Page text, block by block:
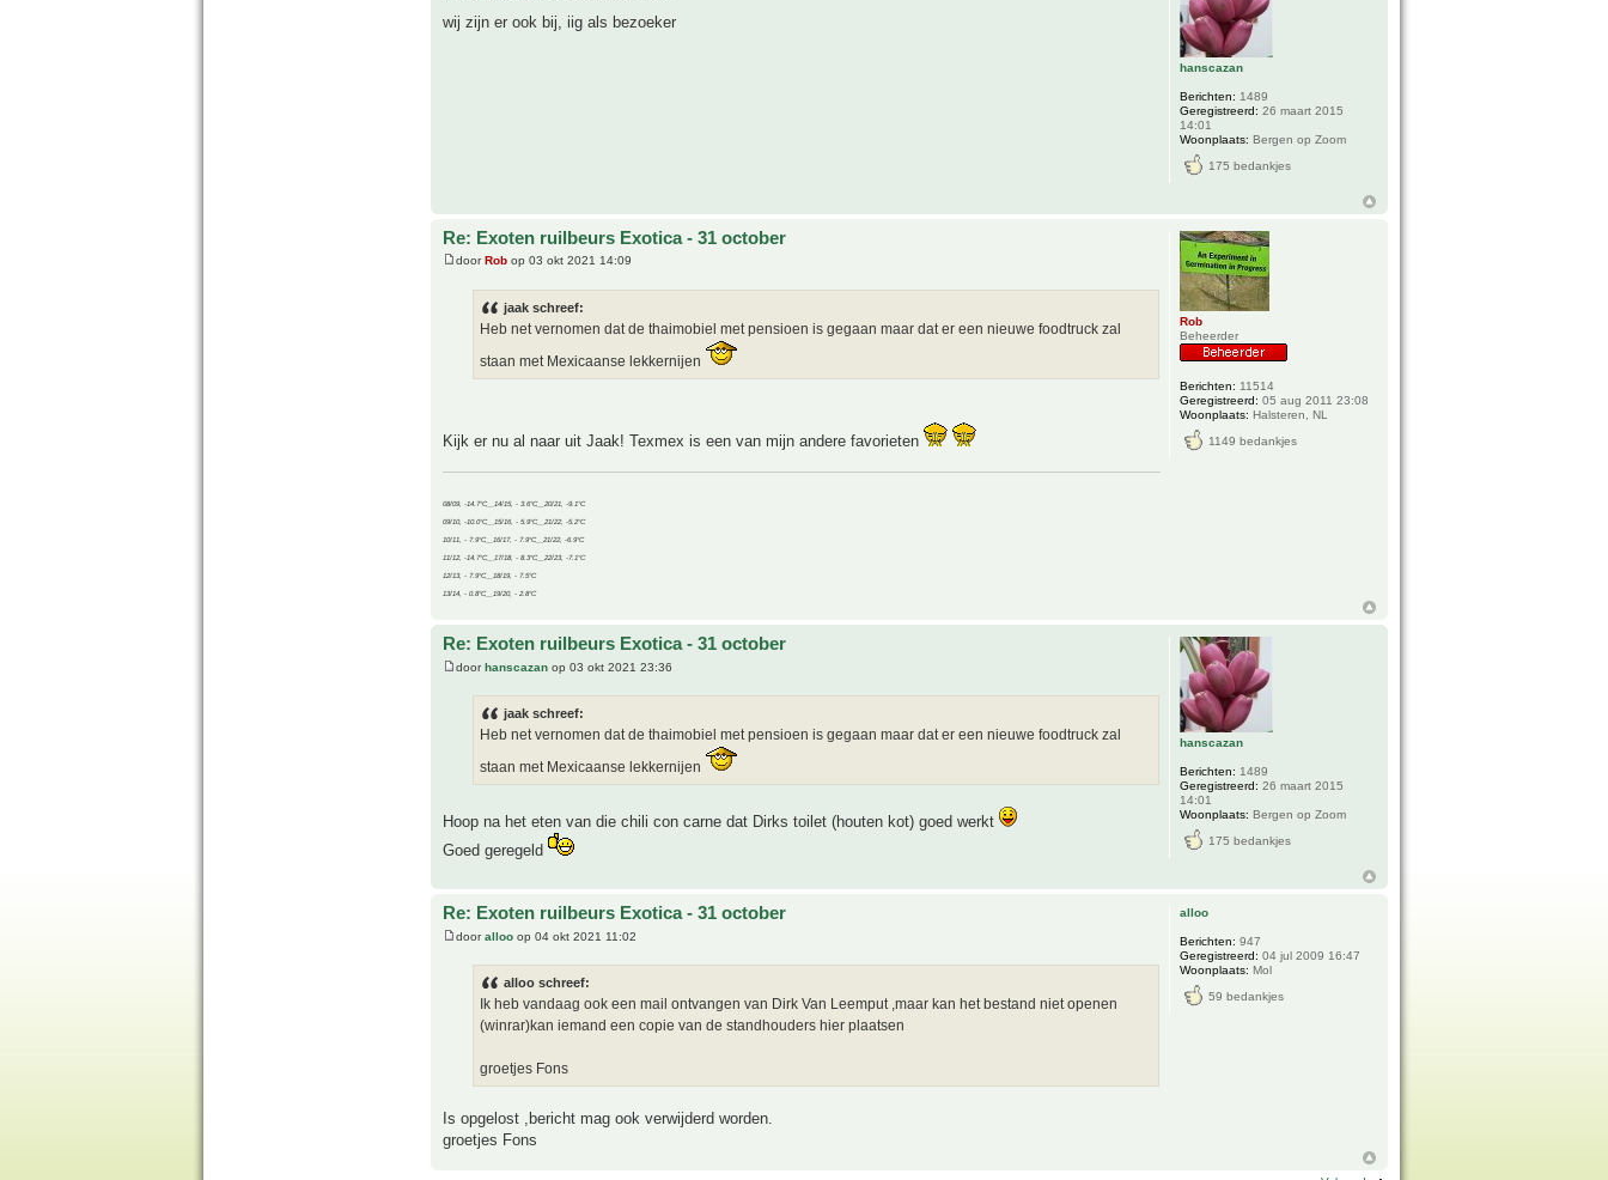
wij zijn er ook bij, iig als bezoeker
hanscazan
Berichten: 1489
Geregistreerd: 26 maart 2015
14:01
Woonplaats: Bergen op Zoom
175 bedankjes
Re: Exoten ruilbeurs Exotica - 31 october
doorRob op 03 okt 2021 14:09
jaak schreef:
Heb net vernomen dat de thaimobiel met pensioen is gegaan maar dat er een nieuwe foodtruck zal
staan met Mexicaanse lekkernijen
Kijk er nu al naar uit Jaak! Texmex is een van mijn andere favorieten
08/09, -14.7°C__14/15, - 3.6°C__20/21, -9.1°C
09/10, -10.0°C__15/16, - 5.9°C__21/22, -5.2°C
10/11, - 7.9°C__16/17, - 7.9°C__21/22, -6.9°C
11/12, -14.7°C__17/18, - 8.3°C__22/23, -7.1°C
12/13, - 7.9°C__18/19, - 7.5°C
13/14, - 0.8°C__19/20, - 2.8°C
Rob
Beheerder
Berichten: 11514
Geregistreerd: 05 aug 2011 23:08
Woonplaats: Halsteren, NL
1149 bedankjes
Re: Exoten ruilbeurs Exotica - 31 october
doorhanscazan op 03 okt 2021 23:36
jaak schreef:
Heb net vernomen dat de thaimobiel met pensioen is gegaan maar dat er een nieuwe foodtruck zal
staan met Mexicaanse lekkernijen
Hoop na het eten van die chili con carne dat Dirks toilet (houten kot) goed werkt
Goed geregeld
hanscazan
Berichten: 1489
Geregistreerd: 26 maart 2015
14:01
Woonplaats: Bergen op Zoom
175 bedankjes
Re: Exoten ruilbeurs Exotica - 31 october
dooralloo op 04 okt 2021 11:02
alloo schreef:
Ik heb vandaag ook een mail ontvangen van Dirk Van Leemput ,maar kan het bestand niet openen
(winrar)kan iemand een copie van de standhouders hier plaatsen
groetjes Fons
Is opgelost ,bericht mag ook verwijderd worden.
groetjes Fons
alloo
Berichten: 947
Geregistreerd: 04 jul 2009 16:47
Woonplaats: Mol
59 bedankjes